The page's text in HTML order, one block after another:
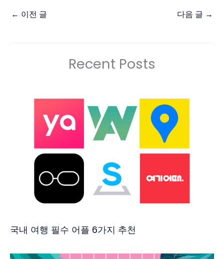
← 이전 글 다음 글 →
Recent Posts
국내 여행 필수 어플 6가지 추천